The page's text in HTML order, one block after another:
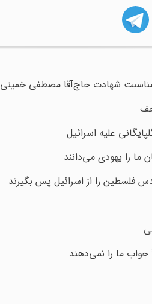
مناسبت شهادت حاج‌آقا مصطفی خمینی
علیه اسرائیل
ما را یهودی می‌دانند
فلسطین را از اسرائیل پس بگیرند
جواب ما را نمی‌دهند